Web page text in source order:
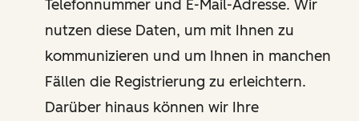
Telefonnummer und E-Mail-Adresse. Wir
nutzen diese Daten, um mit Ihnen zu
kommunizieren und um Ihnen in manchen
Fällen die Registrierung zu erleichtern.
Darüber hinaus können wir Ihre